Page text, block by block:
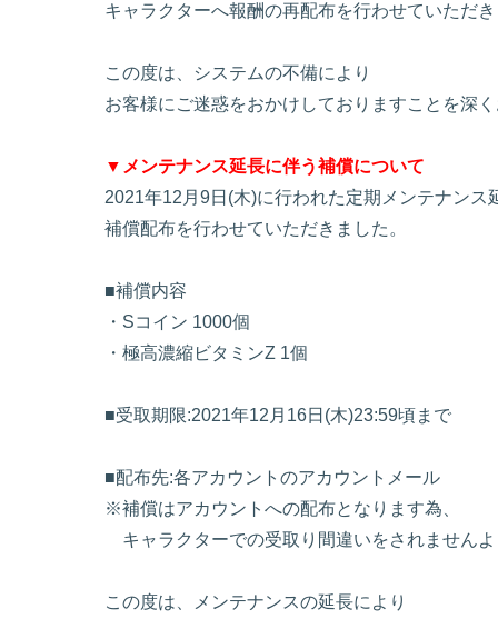
キャラクターへ報酬の再配布を行わせていただ
この度は、システムの不備により
お客様にご迷惑をおかけしておりますことを深
▼メンテナンス延長に伴う補償について
2021年12月9日(木)に行われた定期メンテナンス
補償配布を行わせていただきました。
■補償内容
・Sコイン 1000個
・極高濃縮ビタミンZ 1個
■受取期限:2021年12月16日(木)23:59頃まで
■配布先:各アカウントのアカウントメール
※補償はアカウントへの配布となります為、
キャラクターでの受取り間違いをされません
この度は、メンテナンスの延長により